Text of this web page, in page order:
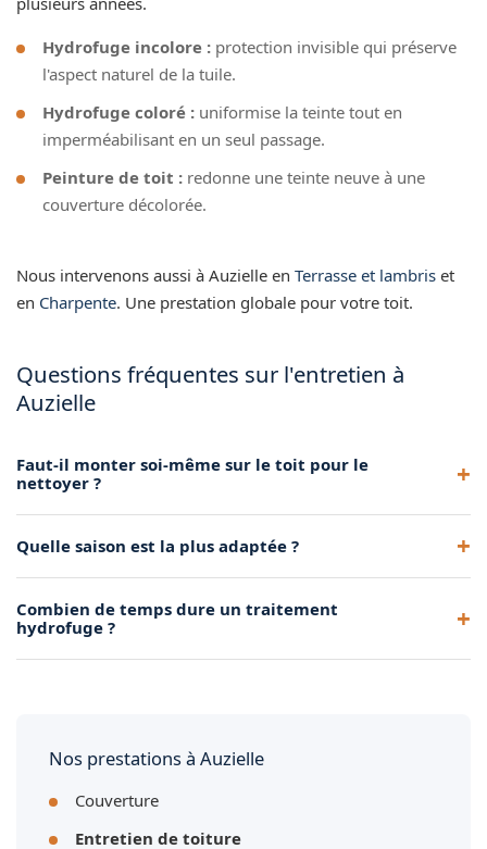
Hydrofuge incolore : protection invisible qui préserve
l'aspect naturel de la tuile.
Hydrofuge coloré : uniformise la teinte tout en
imperméabilisant en un seul passage.
Peinture de toit : redonne une teinte neuve à une
couverture décolorée.
Nous intervenons aussi à Auzielle en Terrasse et lambris et
en Charpente. Une prestation globale pour votre toit.
Questions fréquentes sur l'entretien à
Auzielle
Faut-il monter soi-même sur le toit pour le
nettoyer ?
professionnel et une assurance. Mieux vaut faire appel à un
artisan.
Quelle saison est la plus adaptée ?
températures modérées, offrent les meilleures conditions.
Combien de temps dure un traitement
hydrofuge ?
Nos prestations à Auzielle
Couverture
Entretien de toiture